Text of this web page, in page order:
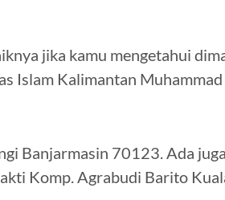
jika kamu mengetahui
Islam Kalimantan
Banjarmasin 70123. Ada
Komp. Agrabudi Barito